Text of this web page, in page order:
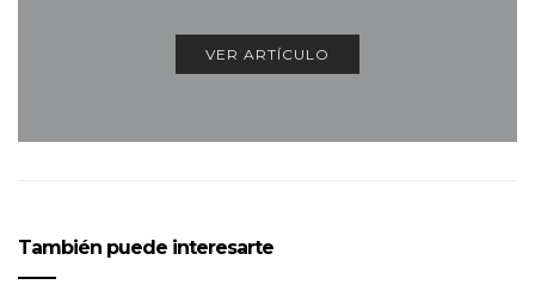
VER ARTÍCULO
También puede interesarte